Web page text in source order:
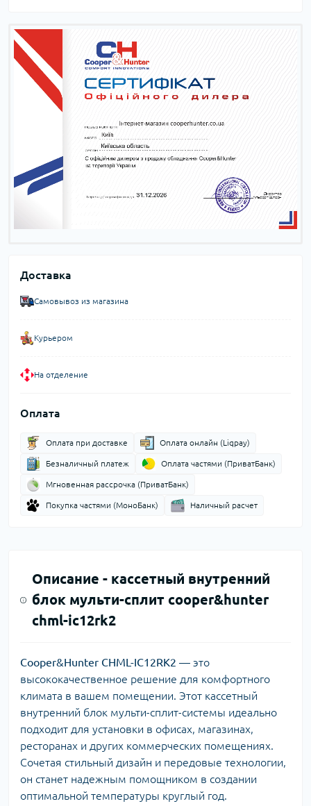
Доставка
Самовывоз из магазина
Курьером
На отделение
Оплата
Оплата при доставке Оплата онлайн (Liqpay)
Безналичный платеж Оплата частями (ПриватБанк)
Мгновенная рассрочка (ПриватБанк)
Покупка частями (МоноБанк) Наличный расчет
Описание - кассетный внутренний
блок мульти-сплит cooper&hunter
chml-ic12rk2
Cooper&Hunter CHML-IC12RK2 — это
высококачественное решение для комфортного
климата в вашем помещении. Этот кассетный
внутренний блок мульти-сплит-системы идеально
подходит для установки в офисах, магазинах,
ресторанах и других коммерческих помещениях.
Сочетая стильный дизайн и передовые технологии,
он станет надежным помощником в создании
оптимальной температуры круглый год.